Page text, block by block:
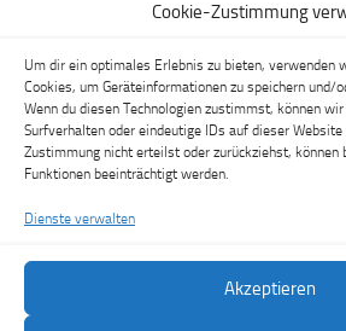
Cookie-Zustimmung
Um dir ein optimales Erlebnis zu bieten, verwenden
Cookies, um Geräteinformationen zu speichern und/
Wenn du diesen Technologien zustimmst, können
Surfverhalten oder eindeutige IDs auf dieser
Zustimmung nicht erteilst oder zurückziehst,
Funktionen beeinträchtigt werden.
Dienste verwalten
Akzeptieren